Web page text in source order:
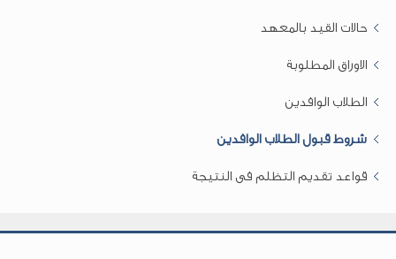
حالات القيد بالمعهد
الاوراق المطلوبة
الطلاب الوافدين
شروط قبول الطلاب الوافدين
قواعد تقديم التظلم فى النتيجة